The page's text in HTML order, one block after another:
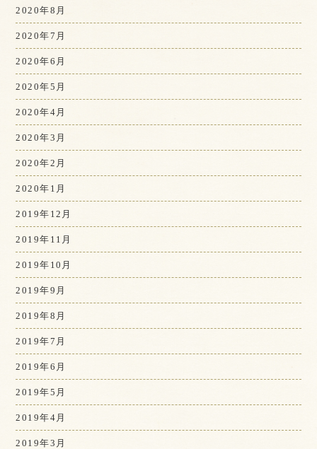
2020年8月
2020年7月
2020年6月
2020年5月
2020年4月
2020年3月
2020年2月
2020年1月
2019年12月
2019年11月
2019年10月
2019年9月
2019年8月
2019年7月
2019年6月
2019年5月
2019年4月
2019年3月